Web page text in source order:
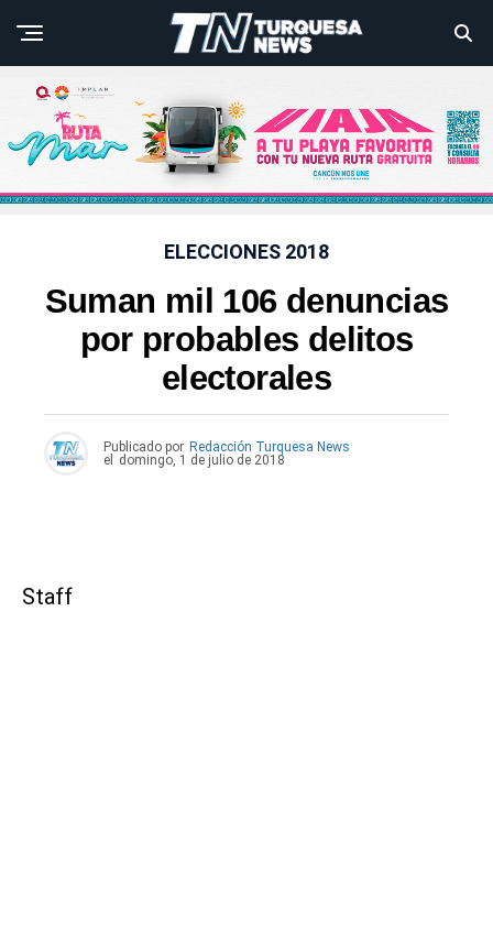
ELECCIONES 2018
Suman mil 106 denuncias
por probables delitos
electorales
Publicado por Redacción Turquesa News
el
domingo, 1 de julio de 2018
Staff